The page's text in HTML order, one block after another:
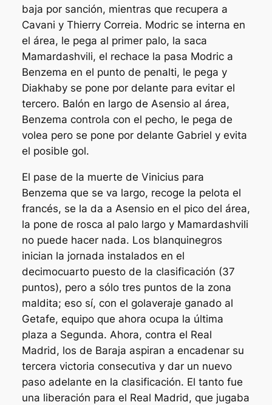
baja por sanción, mientras que recupera a
Cavani y Thierry Correia. Modric se interna en
el área, le pega al primer palo, la saca
Mamardashvili, el rechace la pasa Modric a
Benzema en el punto de penalti, le pega y
Diakhaby se pone por delante para evitar el
tercero. Balón en largo de Asensio al área,
Benzema controla con el pecho, le pega de
volea pero se pone por delante Gabriel y evita
el posible gol.
El pase de la muerte de Vinicius para
Benzema que se va largo, recoge la pelota el
francés, se la da a Asensio en el pico del área,
la pone de rosca al palo largo y Mamardashvili
no puede hacer nada. Los blanquinegros
inician la jornada instalados en el
decimocuarto puesto de la clasificación (37
puntos), pero a sólo tres puntos de la zona
maldita; eso sí, con el golaveraje ganado al
Getafe, equipo que ahora ocupa la última
plaza a Segunda. Ahora, contra el Real
Madrid, los de Baraja aspiran a encadenar su
tercera victoria consecutiva y dar un nuevo
paso adelante en la clasificación. El tanto fue
una liberación para el Real Madrid, que jugaba